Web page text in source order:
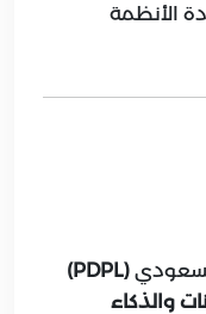
الأنظمة
(PDPL)
والذكاء